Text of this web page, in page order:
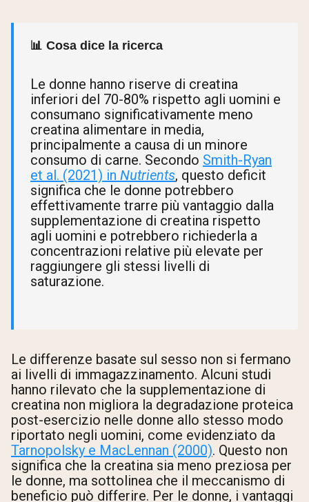
📊 Cosa dice la ricerca
Le donne hanno riserve di creatina
inferiori del 70-80% rispetto agli uomini e
consumano significativamente meno
creatina alimentare in media,
principalmente a causa di un minore
consumo di carne. Secondo Smith-Ryan
et al. (2021) in Nutrients, questo deficit
significa che le donne potrebbero
effettivamente trarre più vantaggio dalla
supplementazione di creatina rispetto
agli uomini e potrebbero richiederla a
concentrazioni relative più elevate per
raggiungere gli stessi livelli di
saturazione.
Le differenze basate sul sesso non si fermano
ai livelli di immagazzinamento. Alcuni studi
hanno rilevato che la supplementazione di
creatina non migliora la degradazione proteica
post-esercizio nelle donne allo stesso modo
riportato negli uomini, come evidenziato da
Tarnopolsky e MacLennan (2000). Questo non
significa che la creatina sia meno preziosa per
le donne, ma sottolinea che il meccanismo di
beneficio può differire. Per le donne, i vantaggi